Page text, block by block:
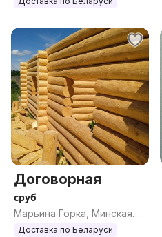
Договорная
сруб
Марьина Горка, Минская
обл.
Доставка по Беларуси